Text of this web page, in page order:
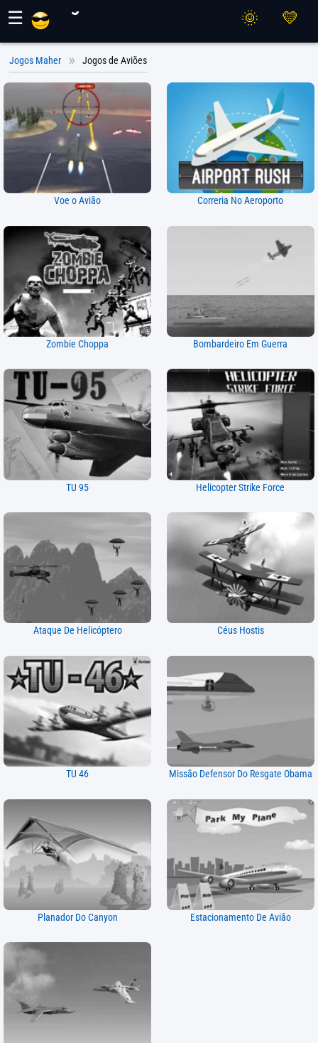
☰
Jogos Maher Jogos de Aviões
Voe o Avião Correria No Aeroporto
Zombie Choppa Bombardeiro Em Guerra
TU 95 Helicopter Strike Force
Ataque De Helicóptero Céus Hostis
TU 46 Missão Defensor Do Resgate Obama
Planador Do Canyon Estacionamento De Avião